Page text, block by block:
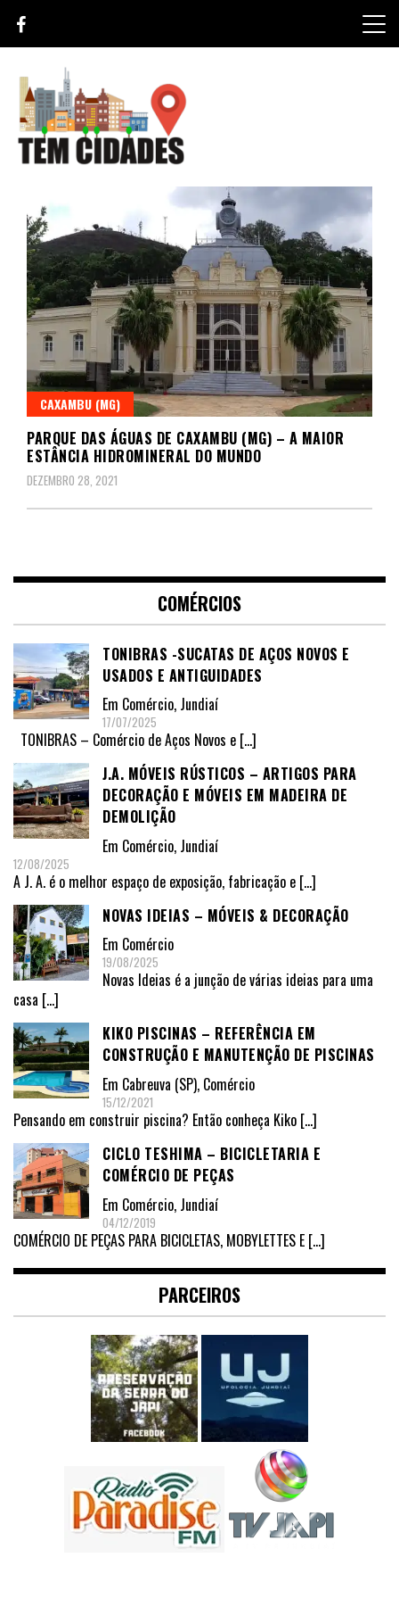
content
TEM CIDADES
CAXAMBU (MG)
PARQUE DAS ÁGUAS DE CAXAMBU (MG) – A MAIOR
ESTÂNCIA HIDROMINERAL DO MUNDO
DEZEMBRO 28, 2021
COMÉRCIOS
TONIBRAS -SUCATAS DE AÇOS NOVOS E
USADOS E ANTIGUIDADES
Em Comércio, Jundiaí
17/07/2025
TONIBRAS – Comércio de Aços Novos e […]
J.A. MÓVEIS RÚSTICOS – ARTIGOS PARA
DECORAÇÃO E MÓVEIS EM MADEIRA DE
DEMOLIÇÃO
Em Comércio, Jundiaí
12/08/2025
A J. A. é o melhor espaço de exposição, fabricação e […]
NOVAS IDEIAS – MÓVEIS & DECORAÇÃO
Em Comércio
19/08/2025
Novas Ideias é a junção de várias ideias para uma
casa […]
KIKO PISCINAS – REFERÊNCIA EM
CONSTRUÇÃO E MANUTENÇÃO DE PISCINAS
Em Cabreuva (SP), Comércio
15/12/2021
Pensando em construir piscina? Então conheça Kiko […]
CICLO TESHIMA – BICICLETARIA E
COMÉRCIO DE PEÇAS
Em Comércio, Jundiaí
04/12/2019
COMÉRCIO DE PEÇAS PARA BICICLETAS, MOBYLETTES E […]
PARCEIROS